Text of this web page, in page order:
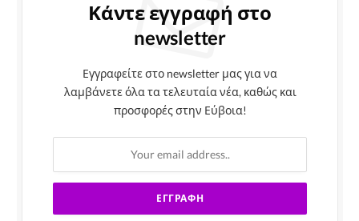
Κάντε εγγραφή στο
newsletter
Εγγραφείτε στο newsletter μας για να
λαμβάνετε όλα τα τελευταία νέα, καθώς και
προσφορές στην Εύβοια!